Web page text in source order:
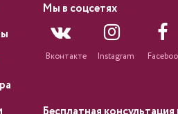
Мы в соцсетях
Вконтакте Instagram